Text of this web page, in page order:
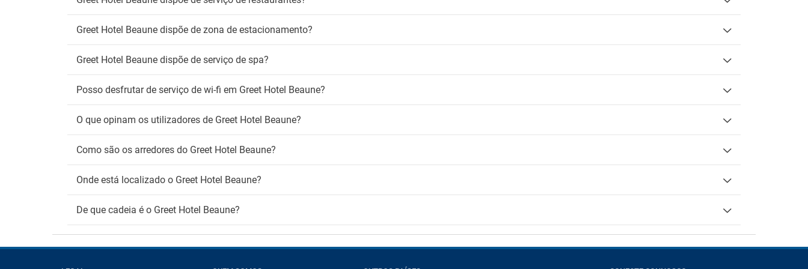
Greet Hotel Beaune dispõe de zona de estacionamento?
Greet Hotel Beaune dispõe de serviço de spa?
Posso desfrutar de serviço de wi-fi em Greet Hotel Beaune?
O que opinam os utilizadores de Greet Hotel Beaune?
Como são os arredores do Greet Hotel Beaune?
Onde está localizado o Greet Hotel Beaune?
De que cadeia é o Greet Hotel Beaune?